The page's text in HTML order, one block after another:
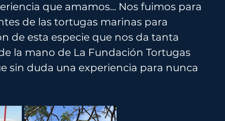
que amamos... Nos fuimos para
de las tortugas marinas para
de esta especie que nos da tanta
la mano de La Fundación Tortugas
sin duda una experiencia para nunca